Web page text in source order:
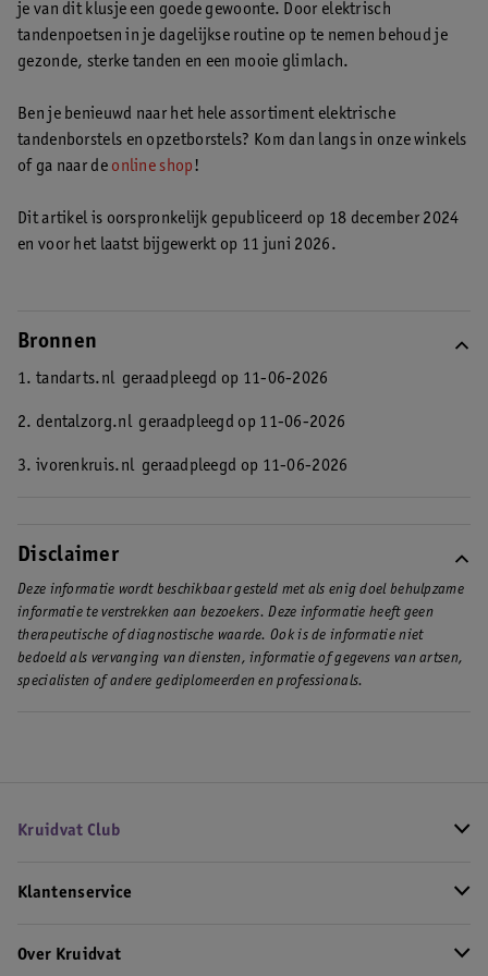
kiezen van een tandenborstel die bij je past
je van dit klusje een goede gewoonte. Door elektrisch
tandenpoetsen in je dagelijkse routine op te nemen behoud je
gezonde, sterke tanden en een mooie glimlach.
Ben je benieuwd naar het hele assortiment elektrische
tandenborstels en opzetborstels? Kom dan langs in onze winkels
of ga naar de online shop!
Dit artikel is oorspronkelijk gepubliceerd op 18 december 2024
en voor het laatst bijgewerkt op 11 juni 2026.
Bronnen
1. tandarts.nl geraadpleegd op 11-06-2026
2. dentalzorg.nl geraadpleegd op 11-06-2026
3. ivorenkruis.nl geraadpleegd op 11-06-2026
Disclaimer
Deze informatie wordt beschikbaar gesteld met als enig doel behulpzame
informatie te verstrekken aan bezoekers. Deze informatie heeft geen
therapeutische of diagnostische waarde. Ook is de informatie niet
bedoeld als vervanging van diensten, informatie of gegevens van artsen,
specialisten of andere gediplomeerden en professionals.
Kruidvat Club
Klantenservice
Over Kruidvat